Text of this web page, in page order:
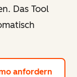
Das Tool
anfordern